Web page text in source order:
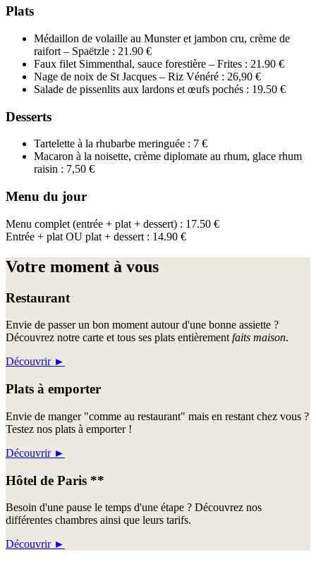
Plats
Médaillon de volaille au Munster et jambon cru, crème de
raifort – Spaëtzle : 21.90 €
Faux filet Simmenthal, sauce forestière – Frites : 21.90 €
Nage de noix de St Jacques – Riz Vénéré : 26,90 €
Salade de pissenlits aux lardons et œufs pochés : 19.50 €
Desserts
Tartelette à la rhubarbe meringuée : 7 €
Macaron à la noisette, crème diplomate au rhum, glace rhum
raisin : 7,50 €
Menu du jour
Menu complet (entrée + plat + dessert) : 17.50 €
Entrée + plat OU plat + dessert : 14.90 €
Votre moment à vous
Restaurant
Envie de passer un bon moment autour d'une bonne assiette ?
Découvrez notre carte et tous ses plats entièrement faits maison.
Découvrir►
Plats à emporter
Envie de manger "comme au restaurant" mais en restant chez vous ?
Testez nos plats à emporter !
Découvrir►
Hôtel de Paris **
Besoin d'une pause le temps d'une étape ? Découvrez nos
différentes chambres ainsi que leurs tarifs.
Découvrir►